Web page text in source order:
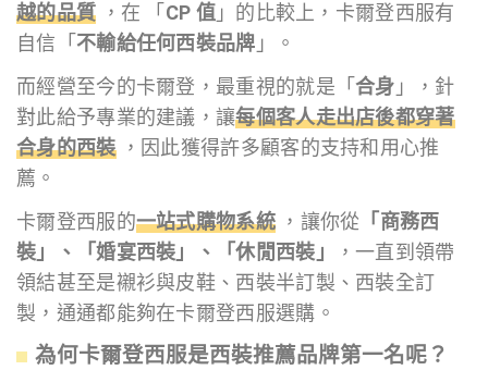
越的品質 ，在 「 CP 值」的比較上，卡爾登西服有
自信「 不輸給任何西裝品牌 」。
而經營至今的卡爾登，最重視的就是「合身 」，針
對此給予專業的建議，讓每個客人走出店後都穿著
合身的西裝，因此獲得許多顧客的支持和用心推
薦。
卡爾登西服的一站式購物系統，讓你從 「商務西
裝」、「婚宴西裝 」 、「休閒西裝」
，一直到領帶
領結甚至是襯衫與皮鞋、西裝半訂製、西裝全訂
製，通通都能夠在卡爾登西服選購。
為何卡爾登西服是西裝推薦品牌第一名呢？